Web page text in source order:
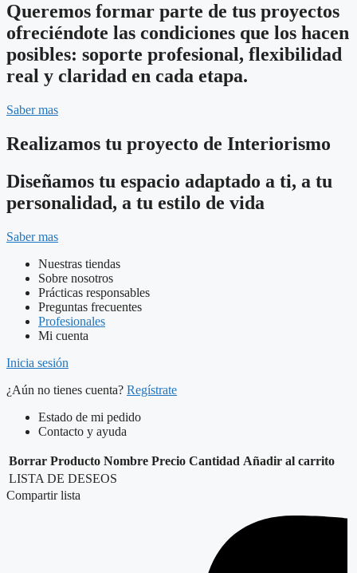
Queremos formar parte de tus proyectos
ofreciéndote las condiciones que los hacen
posibles: soporte profesional, flexibilidad
real y claridad en cada etapa.
Saber mas
Realizamos tu proyecto de Interiorismo
Diseñamos tu espacio adaptado a ti, a tu
personalidad, a tu estilo de vida
Saber mas
Nuestras tiendas
Sobre nosotros
Prácticas responsables
Preguntas frecuentes
Profesionales
Mi cuenta
Inicia sesión
¿Aún no tienes cuenta? Regístrate
Estado de mi pedido
Contacto y ayuda
Borrar Producto Nombre Precio Cantidad Añadir al carrito
LISTA DE DESEOS
Compartir lista